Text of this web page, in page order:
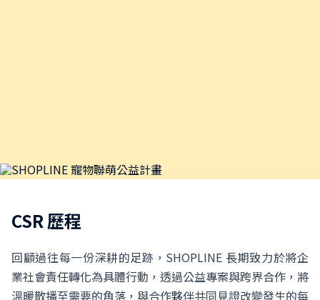
CSR 歷程
回顧過往每一份深耕的足跡，SHOPLINE 長期致力於將企
業社會責任轉化為具體行動， 透過公益專案與跨界合作，將
溫暖散播至需要的角落，與合作夥伴共同見證改變發生的每